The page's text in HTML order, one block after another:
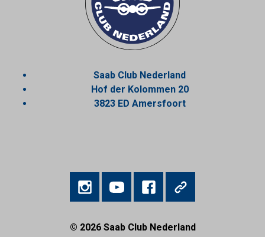
Saab Club Nederland
Hof der Kolommen 20
3823 ED Amersfoort
© 2026Saab Club Nederland